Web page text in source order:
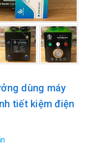
dùng máy
tiết kiệm điện